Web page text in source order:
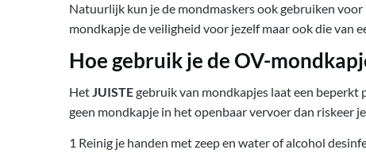
Natuurlijk kun je de mondmaskers ook gebruiken
mondkapje de veiligheid voor jezelf maar ook die van
Hoe gebruik je de OV-
HetJUISTEgebruik van mondkapjes laat een beperkt
geen mondkapje in het openbaar vervoer dan riskeer
1 Reinig je handen met zeep en water of alcohol